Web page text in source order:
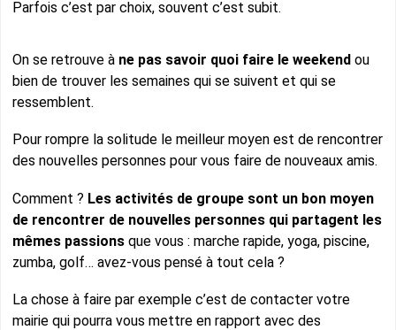
Parfois c’est par choix, souvent c’est subit.
On se retrouve à ne pas savoir quoi faire le weekend ou
bien de trouver les semaines qui se suivent et qui se
ressemblent.
Pour rompre la solitude le meilleur moyen est de rencontrer
des nouvelles personnes pour vous faire de nouveaux amis.
Comment ? Les activités de groupe sont un bon moyen
de rencontrer de nouvelles personnes qui partagent les
mêmes passions que vous : marche rapide, yoga, piscine,
zumba, golf… avez-vous pensé à tout cela ?
La chose à faire par exemple c’est de contacter votre
mairie qui pourra vous mettre en rapport avec des